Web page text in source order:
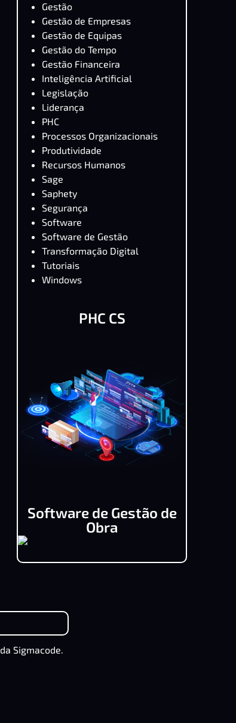
Gestão
Gestão de Empresas
Gestão de Equipas
Gestão do Tempo
Gestão Financeira
Inteligência Artificial
Legislação
Liderança
PHC
Processos Organizacionais
Produtividade
Recursos Humanos
Sage
Saphety
Segurança
Software
Software de Gestão
Transformação Digital
Tutoriais
Windows
PHC CS
Software de Gestão de
Obra
da Sigmacode.